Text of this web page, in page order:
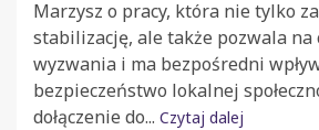
Marzysz o pracy, która nie tylko
stabilizację, ale także pozwala na
wyzwania i ma bezpośredni
bezpieczeństwo lokalnej
dołączenie do... Czytaj dalej